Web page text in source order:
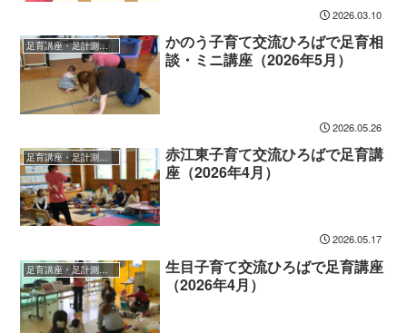
2026.03.10
足育講座・足計測会の報告
かのう子育て交流ひろばで足育相
談・ミニ講座（2026年5月）
2026.05.26
足育講座・足計測会の報告
赤江東子育て交流ひろばで足育講
座（2026年4月）
2026.05.17
足育講座・足計測会の報告
生目子育て交流ひろばで足育講座
（2026年4月）